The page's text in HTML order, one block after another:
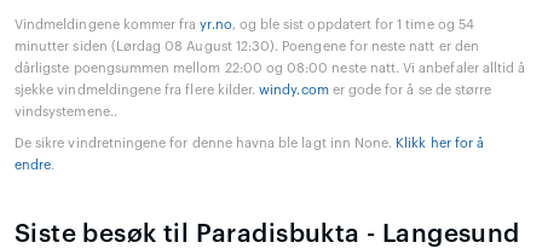
Vindmeldingene kommer frayr.no, og ble sist oppdatert for 1 time og 54
minutter siden (Lørdag 08 August 12:30). Poengene for neste natt er den
dårligste poengsummen mellom 22:00 og 08:00 neste natt. Vi anbefaler alltid å
sjekke vindmeldingene fra flere kilder.windy.comer gode for å se de større
vindsystemene..
De sikre vindretningene for denne havna ble lagt inn None. Klikk her for å
endre.
Siste besøk til Paradisbukta - Langesund